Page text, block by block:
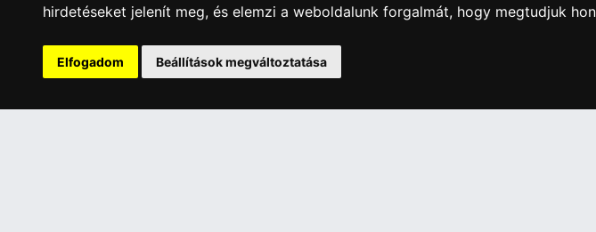
hirdetéseket jelenít meg, és elemzi a weboldalunk forgalmát, hogy megtudjuk
Elfogadom Beállítások megváltoztatása
A Kormány döntése alapján a kereskedő tartós adathordozó termék
Hatóság